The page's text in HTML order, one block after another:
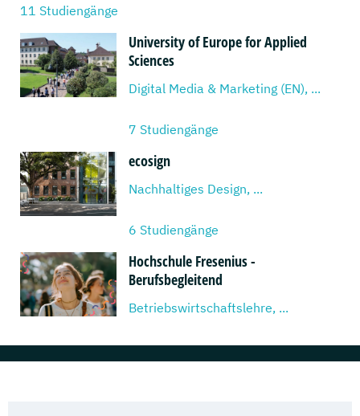
11 Studiengänge
University of Europe for Applied
Sciences
Digital Media & Marketing (EN), ...
7 Studiengänge
ecosign
Nachhaltiges Design, ...
6 Studiengänge
Hochschule Fresenius -
Berufsbegleitend
Betriebswirtschaftslehre, ...
2 Studiengänge